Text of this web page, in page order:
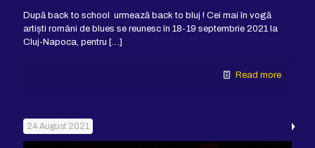
După back to school urmează back to bluj ! Cei mai în vogă
artiști români de blues se reunesc în 18-19 septembrie 2021 la
Cluj-Napoca, pentru […]
Read more
24 August 2021